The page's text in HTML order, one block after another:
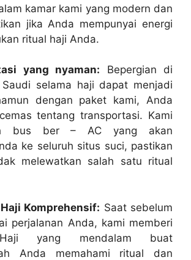
kamar kami yang modern dan
jika Anda mempunyai energi
ritual haji Anda.
yang nyaman: Bepergian di
selama haji dapat menjadi
dengan paket kami, Anda
tentang transportasi. Kami
bus ber – AC yang akan
ke seluruh situs suci, pastikan
melewatkan salah satu ritual
Komprehensif: Saat sebelum
perjalanan Anda, kami memberi
yang mendalam buat
Anda memahami ritual dan